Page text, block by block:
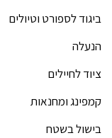
ביגוד לספורט וטיולים
הנעלה
ציוד לחיילים
קמפינג ומחנאות
בישול בשטח